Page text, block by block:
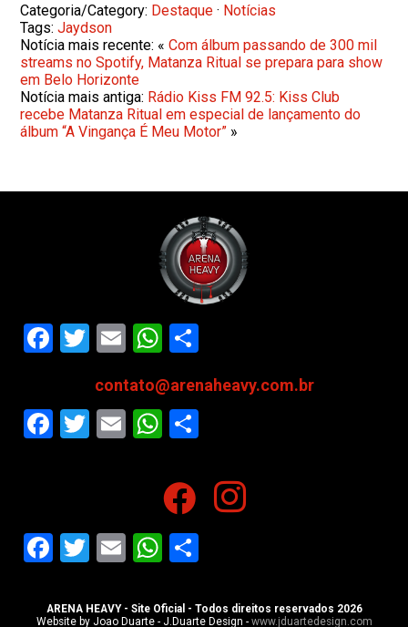
Categoria/Category: Destaque · Notícias
Tags:Jaydson
Notícia mais recente: «Com álbum passando de 300 mil
streams no Spotify, Matanza Ritual se prepara para show
em Belo Horizonte
Notícia mais antiga: Rádio Kiss FM 92.5: Kiss Club
recebe Matanza Ritual em especial de lançamento do
álbum “A Vingança É Meu Motor” »
Facebook
Twitter
EmailWhatsApp
contato@arenaheavy.com.br
Facebook
Twitter
EmailWhatsApp
Facebook
Twitter
EmailWhatsApp
ARENA HEAVY - Site Oficial - Todos direitos reservados 2026
Website by Joao Duarte - J.Duarte Design - www.jduartedesign.com